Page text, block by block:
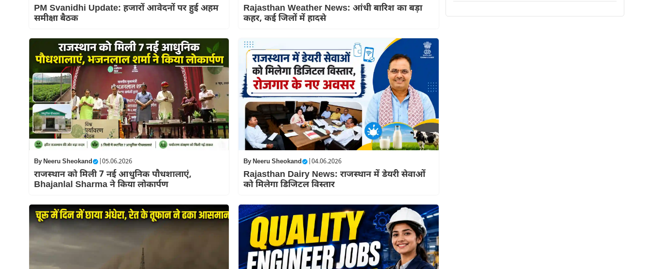
PM Svanidhi Update: हजारों आवेदनों पर हुई अहम
समीक्षा बैठक
Rajasthan Weather News: आंधी बारिश का बड़ा
कहर, कई जिलों में हादसे
ByNeeru Sheokand | 05.06.2026
राजस्थान को मिली 7 नई आधुनिक पौधशालाएं,
Bhajanlal Sharma ने किया लोकार्पण
ByNeeru Sheokand |04.06.2026
Rajasthan Dairy News: राजस्थान में डेयरी सेवाओं
को मिलेगा डिजिटल विस्तार